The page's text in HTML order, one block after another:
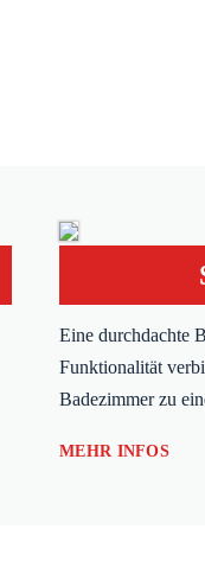
Eine durchdachte
Funktionalität
Badezimmer zu
MEHR INFOS